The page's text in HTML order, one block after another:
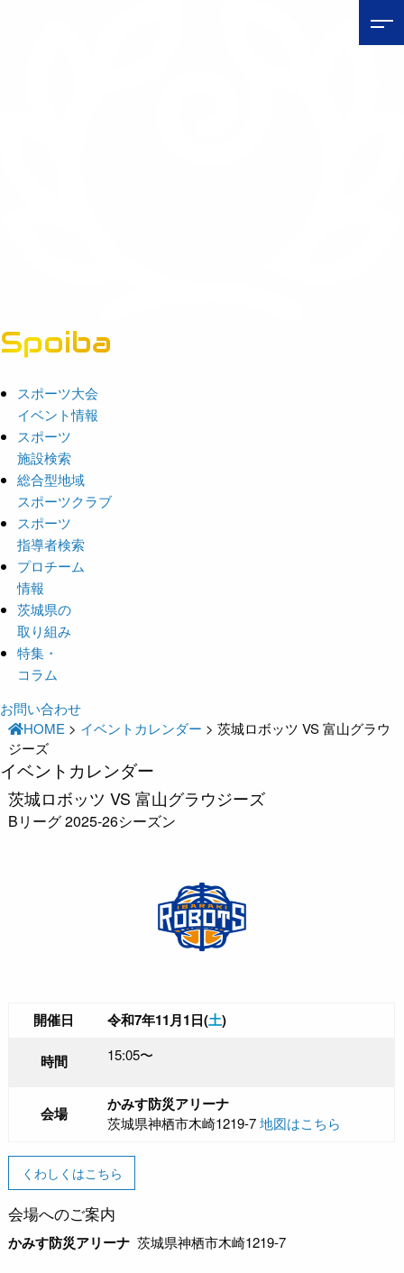
Spoiba
スポーツ大会
イベント情報
スポーツ
施設検索
総合型地域
スポーツクラブ
スポーツ
指導者検索
プロチーム
情報
茨城県の
取り組み
特集・
コラム
お問い合わせ
HOME > イベントカレンダー >茨城ロボッツ VS 富山グラウ
ジーズ
イベントカレンダー
茨城ロボッツ VS 富山グラウジーズ
Bリーグ 2025-26シーズン
開催日 令和7年11月1日(土)
時間 15:05〜
会場 かみす防災アリーナ
茨城県神栖市木崎1219-7地図はこちら
くわしくはこちら
会場へのご案内
かみす防災アリーナ 茨城県神栖市木崎1219-7